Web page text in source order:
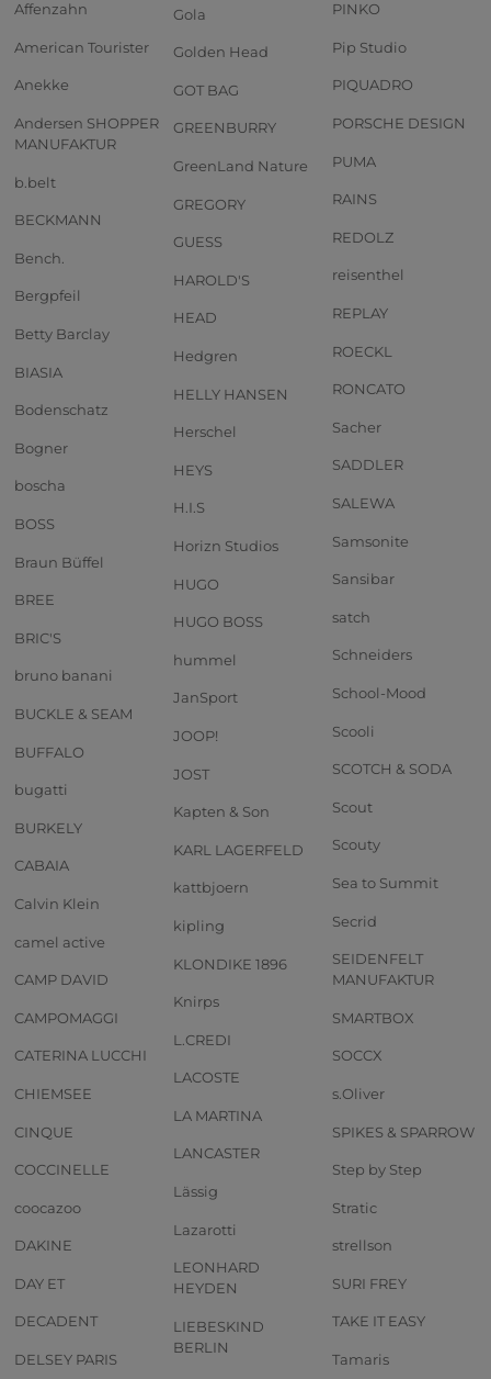
Affenzahn
American Tourister
Anekke
Andersen SHOPPER
MANUFAKTUR
b.belt
BECKMANN
Bench.
Bergpfeil
Betty Barclay
BIASIA
Bodenschatz
Bogner
boscha
BOSS
Braun Büffel
BREE
BRIC'S
bruno banani
BUCKLE & SEAM
BUFFALO
bugatti
BURKELY
CABAIA
Calvin Klein
camel active
CAMP DAVID
CAMPOMAGGI
CATERINA LUCCHI
CHIEMSEE
CINQUE
COCCINELLE
coocazoo
DAKINE
DAY ET
DECADENT
DELSEY PARIS
Gola
Golden Head
GOT BAG
GREENBURRY
GreenLand Nature
GREGORY
GUESS
HAROLD'S
HEAD
Hedgren
HELLY HANSEN
Herschel
HEYS
H.I.S
Horizn Studios
HUGO
HUGO BOSS
hummel
JanSport
JOOP!
JOST
Kapten & Son
KARL LAGERFELD
kattbjoern
kipling
KLONDIKE 1896
Knirps
L.CREDI
LACOSTE
LA MARTINA
LANCASTER
Lässig
Lazarotti
LEONHARD
HEYDEN
LIEBESKIND
BERLIN
PINKO
Pip Studio
PIQUADRO
PORSCHE DESIGN
PUMA
RAINS
REDOLZ
reisenthel
REPLAY
ROECKL
RONCATO
Sacher
SADDLER
SALEWA
Samsonite
Sansibar
satch
Schneiders
School-Mood
Scooli
SCOTCH & SODA
Scout
Scouty
Sea to Summit
Secrid
SEIDENFELT
MANUFAKTUR
SMARTBOX
SOCCX
s.Oliver
SPIKES & SPARROW
Step by Step
Stratic
strellson
SURI FREY
TAKE IT EASY
Tamaris